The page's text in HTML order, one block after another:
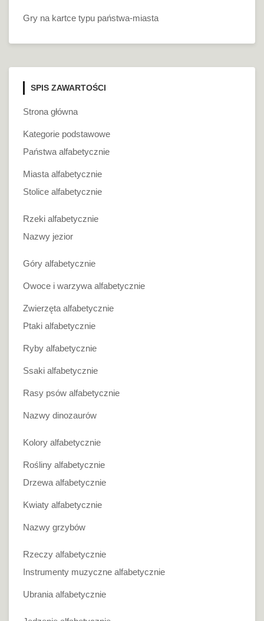
Gry na kartce typu państwa-miasta
SPIS ZAWARTOŚCI
Strona główna
Kategorie podstawowe
Państwa alfabetycznie
Miasta alfabetycznie
Stolice alfabetycznie
Rzeki alfabetycznie
Nazwy jezior
Góry alfabetycznie
Owoce i warzywa alfabetycznie
Zwierzęta alfabetycznie
Ptaki alfabetycznie
Ryby alfabetycznie
Ssaki alfabetycznie
Rasy psów alfabetycznie
Nazwy dinozaurów
Kolory alfabetycznie
Rośliny alfabetycznie
Drzewa alfabetycznie
Kwiaty alfabetycznie
Nazwy grzybów
Rzeczy alfabetycznie
Instrumenty muzyczne alfabetycznie
Ubrania alfabetycznie